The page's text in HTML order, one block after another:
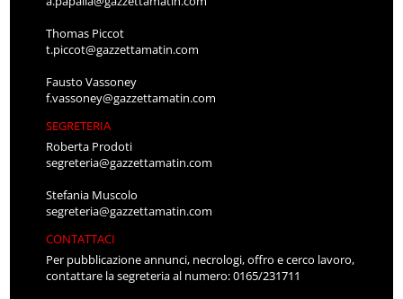
Thomas Piccot
t.piccot@gazzettamatin.com
Fausto Vassoney
f.vassoney@gazzettamatin.com
SEGRETERIA
Roberta Prodoti
segreteria@gazzettamatin.com
Stefania Muscolo
segreteria@gazzettamatin.com
CONTATTACI
Per pubblicazione annunci, necrologi, offro e cerco lavoro,
contattare la segreteria al numero: 0165/231711